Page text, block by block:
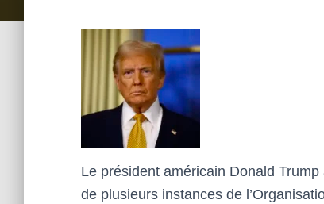
Le président américain Donald
de plusieurs instances de